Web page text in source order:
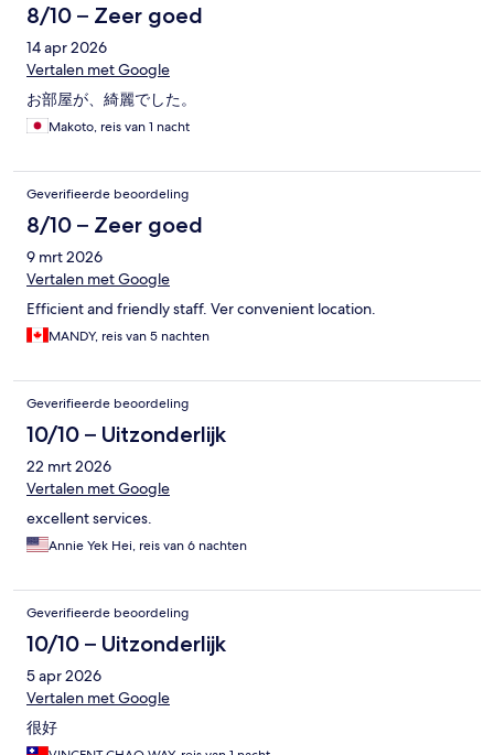
8/10 – Zeer goed
14 apr 2026
Vertalen met Google
お部屋が、綺麗でした。
Makoto, reis van 1 nacht
Geverifieerde beoordeling
8/10 – Zeer goed
9 mrt 2026
Vertalen met Google
Efficient and friendly staff. Ver convenient location.
MANDY, reis van 5 nachten
Geverifieerde beoordeling
10/10 – Uitzonderlijk
22 mrt 2026
Vertalen met Google
excellent services.
Annie Yek Hei, reis van 6 nachten
Geverifieerde beoordeling
10/10 – Uitzonderlijk
5 apr 2026
Vertalen met Google
很好